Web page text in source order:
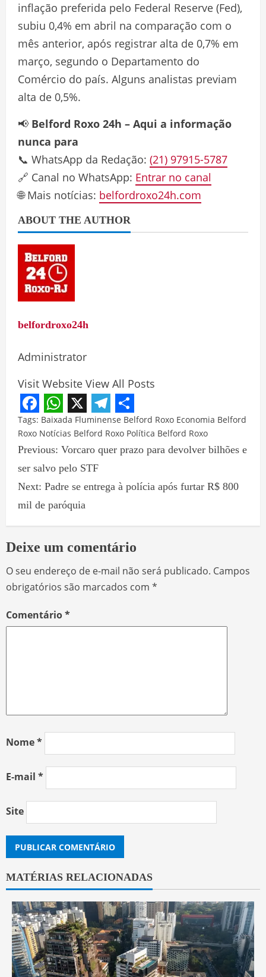
inflação preferida pelo Federal Reserve (Fed),
subiu 0,4% em abril na comparação com o
mês anterior, após registrar alta de 0,7% em
março, segundo o Departamento do
Comércio do país. Alguns analistas previam
alta de 0,5%.
📢 Belford Roxo 24h – Aqui a informação
nunca para
📞 WhatsApp da Redação: (21) 97915-5787
🔗 Canal no WhatsApp: Entrar no canal
🌐 Mais notícias: belfordroxo24h.com
ABOUT THE AUTHOR
belfordroxo24h
Administrator
Visit Website View All Posts
Facebook
WhatsApp
X Telegram
Share
Tags: Baixada Fluminense Belford Roxo Economia Belford
Roxo Notícias Belford Roxo Política Belford Roxo
Previous: Vorcaro quer prazo para devolver bilhões e
ser salvo pelo STF
Next: Padre se entrega à polícia após furtar R$ 800
mil de paróquia
Deixe um comentário
O seu endereço de e-mail não será publicado. Campos
obrigatórios são marcados com *
Comentário*
Nome*
E-mail *
Site
MATÉRIAS RELACIONADAS